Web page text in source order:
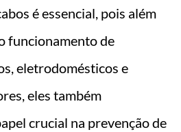
é essencial, pois além
funcionamento de
eletrodomésticos e
eles também
crucial na prevenção de